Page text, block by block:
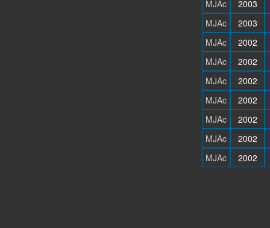
MJAc
2003
MJAc
2003
MJAc
2002
MJAc
2002
MJAc
2002
MJAc
2002
MJAc
2002
MJAc
2002
MJAc
2002